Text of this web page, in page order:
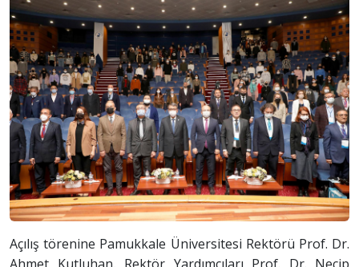
Açılış törenine Pamukkale Üniversitesi Rektörü Prof. Dr.
Ahmet Kutluhan, Rektör Yardımcıları Prof. Dr. Necip